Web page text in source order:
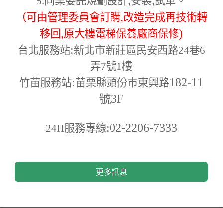
（可由管理委員會訂購,改造完成再技術轉
移回,原大樓電梯保養廠商保修)
台北服務站:新北市新莊區民安西路24巷6
弄7號1樓
竹苗服務站:苗栗縣頭份市東興路182-11
號3F
24H服務專線:02-2206-7333
更多訊息